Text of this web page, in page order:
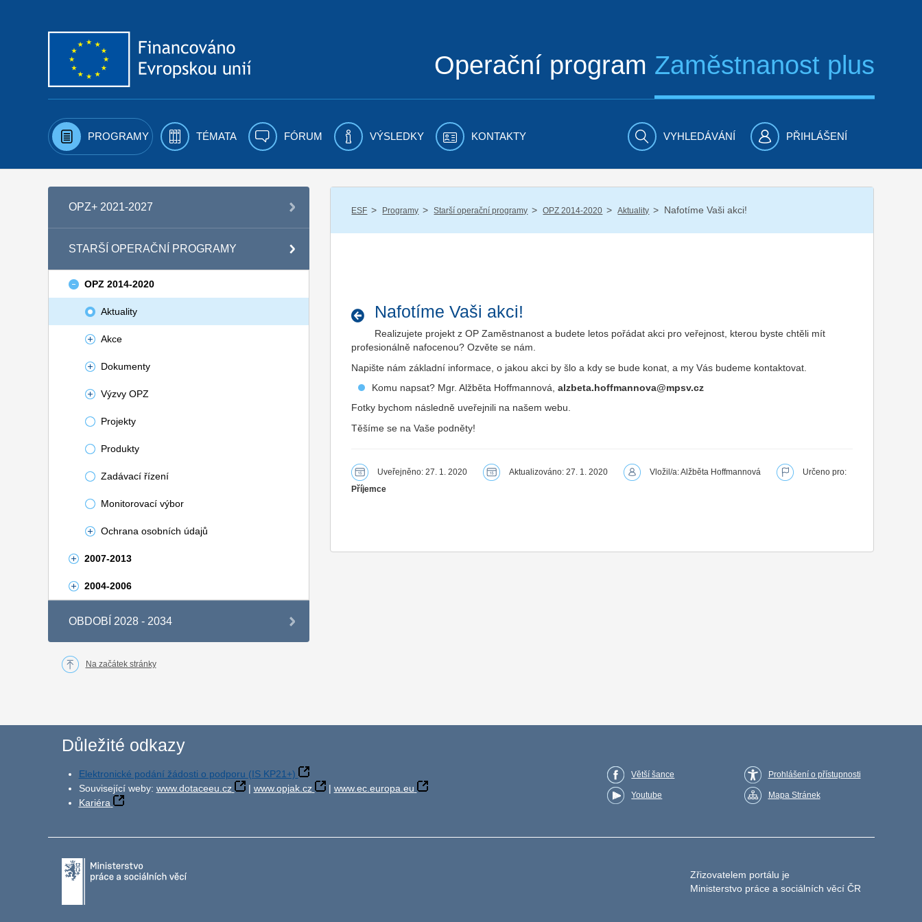
Operační program Zaměstnanost plus
PROGRAMY TÉMATA FÓRUM VÝSLEDKY KONTAKTY VYHLEDÁVÁNÍ PŘIHLÁŠENÍ
OPZ+ 2021-2027
STARŠÍ OPERAČNÍ PROGRAMY
OPZ 2014-2020
Aktuality
Akce
Dokumenty
Výzvy OPZ
Projekty
Produkty
Zadávací řízení
Monitorovací výbor
Ochrana osobních údajů
2007-2013
2004-2006
OBDOBÍ 2028 - 2034
ESF / Programy / Starší operační programy / OPZ 2014-2020 / Aktuality / Nafotíme Vaši akci!
Nafotíme Vaši akci!
Realizujete projekt z OP Zaměstnanost a budete letos pořádat akci pro veřejnost, kterou byste chtěli mít
profesionálně nafocenou? Ozvěte se nám.
Napište nám základní informace, o jakou akci by šlo a kdy se bude konat, a my Vás budeme kontaktovat.
Komu napsat? Mgr. Alžběta Hoffmannová,alzbeta.hoffmannova@mpsv.cz
Fotky bychom následně uveřejnili na našem webu.
Těšíme se na Vaše podněty!
Uveřejněno: 27. 1. 2020 Aktualizováno: 27. 1. 2020 Vložil/a: Alžběta Hoffmannová
Určeno pro:
Příjemce
Na začátek stránky
Důležité odkazy
Elektronické podání žádosti o podporu (IS KP21+)
Související weby: www.dotaceeu.cz | www.opjak.cz | www.ec.europa.eu
Kariéra
Větší šance
Youtube
Prohlášení o přístupnosti
Mapa Stránek
Zřizovatelem portálu je
Ministerstvo práce a sociálních věcí ČR